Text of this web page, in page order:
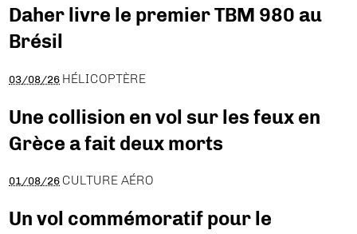
Daher livre le premier TBM 980 au
Brésil
03/08/26 HÉLICOPTÈRE
Une collision en vol sur les feux en
Grèce a fait deux morts
01/08/26 CULTURE AÉRO
Un vol commémoratif pour le